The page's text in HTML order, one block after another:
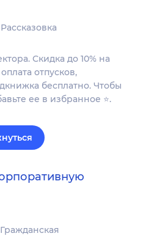
Рассказовка
Скидка до 10% на
отпусков,
бесплатно. Чтобы
ее в избранное ⭐.
Гражданская